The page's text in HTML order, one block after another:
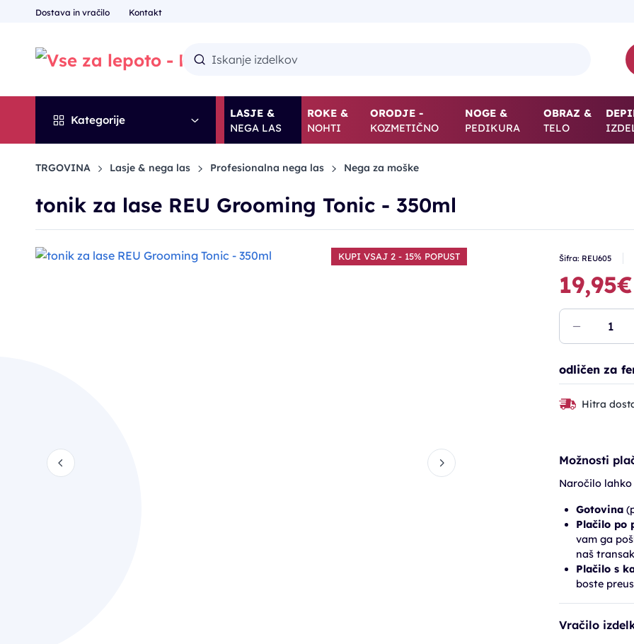
Dostava in vračilo Kontakt
Kategorije
LASJE &
NEGA LAS
ROKE &
NOHTI
ORODJE -
KOZMETIČNO
NOGE &
PEDIKURA
OBRAZ &
TELO
TRGOVINA Lasje & nega las Profesionalna nega las Nega za moške
tonik za lase REU Grooming Tonic - 350ml
KUPI VSAJ 2 - 15% POPUST Šifra: REU605
19,95€
odličen za
Hitra
Možnosti
Naročilo
Gotovina
Plačilo po
vam ga
naš
Plačilo s
boste
Vračilo